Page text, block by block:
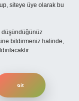
siteye üye olarak bu
düşündüğünüz
bildirmeniz halinde,